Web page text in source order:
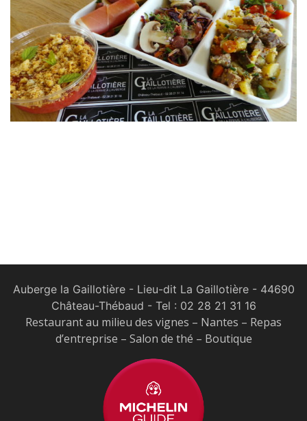
Auberge la Gaillotière - Lieu-dit La Gaillotière - 44690
Château-Thébaud - Tel : 02 28 21 31 16
Restaurant au milieu des vignes – Nantes – Repas
d’entreprise – Salon de thé – Boutique